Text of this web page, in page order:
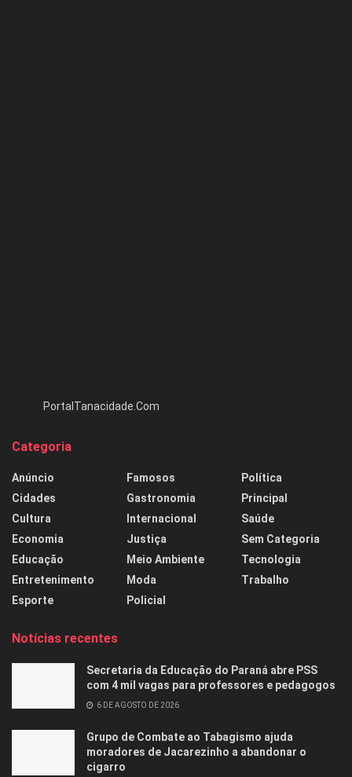
PortalTanacidade.Com
Categoria
Anúncio
Cidades
Cultura
Economia
Educação
Entretenimento
Esporte
Famosos
Gastronomia
Internacional
Justiça
Meio Ambiente
Moda
Policial
Política
Principal
Saúde
Sem Categoria
Tecnologia
Trabalho
Notícias recentes
Secretaria da Educação do Paraná abre PSS
com 4 mil vagas para professores e pedagogos
6 DE AGOSTO DE 2026
Grupo de Combate ao Tabagismo ajuda
moradores de Jacarezinho a abandonar o
cigarro